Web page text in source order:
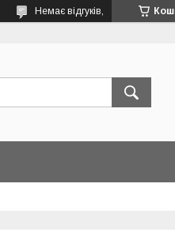
Немає відгуків,